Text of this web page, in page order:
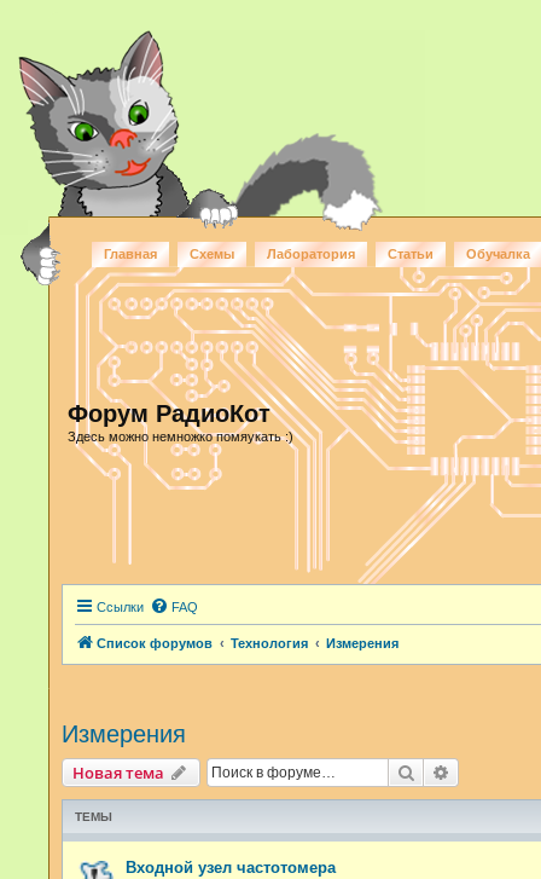
Главная Схемы Лаборатория Статьи Обучалка
Форум РадиоКот
Здесь можно немножко помяукать :)
Ссылки FAQ
Список форумов Технология Измерения
Измерения
Новая тема Поиск
ТЕМЫ
Входной узел частотомера